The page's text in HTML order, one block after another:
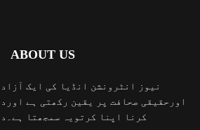
ABOUT US
نیوز انٹرونشن انڈیا کی ایک
اورحقیقی صحافت پر یقین رکھتی ہے
کرنا اپنا کرتویہ سمجھتا